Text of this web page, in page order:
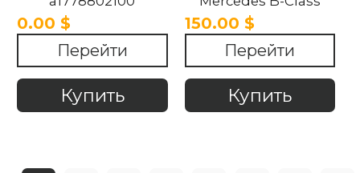
Mercedes-Benz A-
Class w177 2018-2023.
0.00 $
Перейти
Купить
W177 2018-2023.
150.00 $
Перейти
Купить